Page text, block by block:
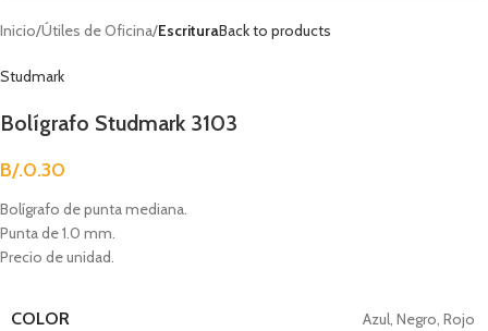
Inicio Útiles de Oficina EscrituraBack to products
Studmark
Bolígrafo Studmark 3103
B/.0.30
Bolígrafo de punta mediana.
Punta de 1.0 mm.
Precio de unidad.
COLOR Azul, Negro, Rojo